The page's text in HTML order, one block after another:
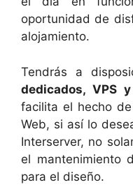
oportunidad de
alojamiento.
Tendrás a
dedicados, VPS
facilita el hecho
Web, si así lo
Interserver, no
el mantenimiento
para el diseño.